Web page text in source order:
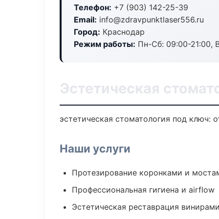
Телефон: +7 (903) 142-25-39
Email: info@zdravpunktlaser556.ru
Город: Краснодар
Режим работы: Пн-Сб: 09:00-21:00,
Эстетическая
эстетическая стоматология под ключ:
Наши услуги
Протезирование коронками и
Профессиональная гигиена и airflow
Эстетическая реставрация